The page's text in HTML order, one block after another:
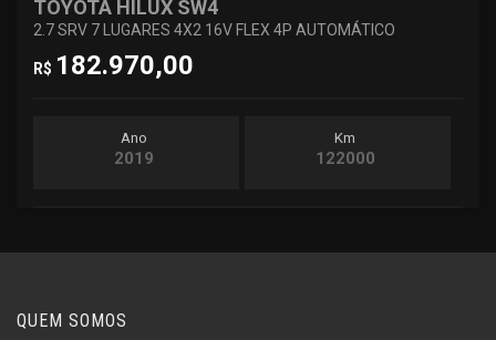
TOYOTA HILUX SW4
2.7 SRV 7 LUGARES 4X2 16V FLEX 4P AUTOMÁTICO
R$ 182.970,00
Ano
2019
Km
122000
QUEM SOMOS